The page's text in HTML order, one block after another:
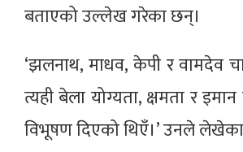
बताएको उल्लेख गरेका छन्।
‘झलनाथ, माधव, केपी र वामदेव
त्यही बेला योग्यता, क्षमता र
विभूषण दिएको थिएँ।’ उनले